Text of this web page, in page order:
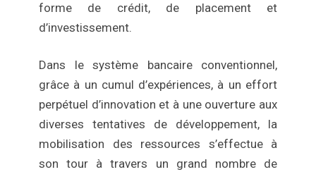
forme de crédit, de placement et
d’investissement.
Dans le système bancaire conventionnel,
grâce à un cumul d’expériences, à un effort
perpétuel d’innovation et à une ouverture aux
diverses tentatives de développement, la
mobilisation des ressources s’effectue à
son tour à travers un grand nombre de